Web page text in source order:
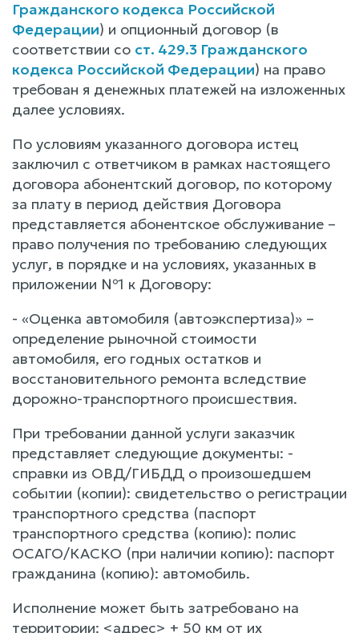
Гражданского кодекса Российской
Федерации) и опционный договор (в
соответствии со ст. 429.3 Гражданского
кодекса Российской Федерации) на право
требован я денежных платежей на изложенных
далее условиях.
По условиям указанного договора истец
заключил с ответчиком в рамках настоящего
договора абонентский договор, по которому
за плату в период действия Договора
представляется абонентское обслуживание –
право получения по требованию следующих
услуг, в порядке и на условиях, указанных в
приложении №1 к Договору:
- «Оценка автомобиля (автоэкспертиза)» –
определение рыночной стоимости
автомобиля, его годных остатков и
восстановительного ремонта вследствие
дорожно-транспортного происшествия.
При требовании данной услуги заказчик
представляет следующие документы: -
справки из ОВД/ГИБДД о произошедшем
событии (копии): свидетельство о регистрации
транспортного средства (паспорт
транспортного средства (копию): полис
ОСАГО/КАСКО (при наличии копию): паспорт
гражданина (копию): автомобиль.
Исполнение может быть затребовано на
территории: <адрес> + 50 км от их